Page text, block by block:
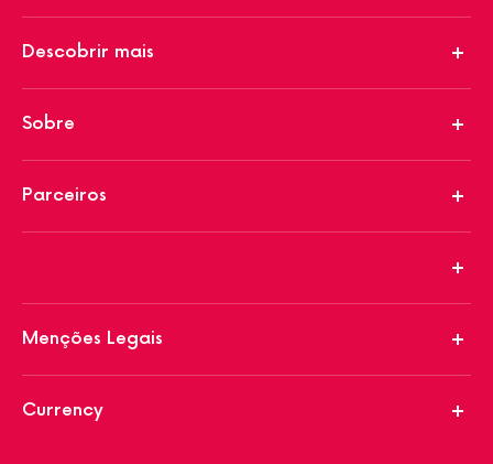
Descobrir mais
Sobre
Parceiros
Menções Legais
Currency